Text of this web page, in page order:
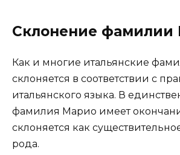
Склонение фамилии
Как и многие итальянские
склоняется в соответствии с
итальянского языка. В
фамилия Марио имеет
склоняется как
рода.